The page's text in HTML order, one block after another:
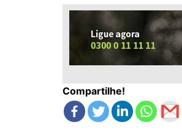
Compartilhe!